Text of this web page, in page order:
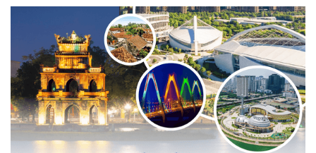
kiến tạo những công trình mới hài hòa với không gian lịch sử,
đồng thời phát huy vai trò của đội ngũ kiến trúc sư trong bảo
tồn và sáng tạo, là yêu cầu quan trọng để xây dựng Thủ đô
"Văn hiến - Văn minh - Hiện đại", đáp ứng yêu cầu phát triển
trong thời kỳ mới.